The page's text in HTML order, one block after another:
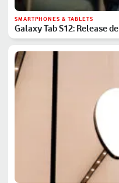
SMARTPHONES & TABLETS
Galaxy Tab S12: Release